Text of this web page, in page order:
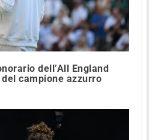
dell’All England
campione azzurro